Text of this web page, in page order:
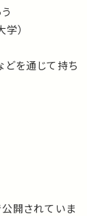
）
を通じて持ち
開されていま